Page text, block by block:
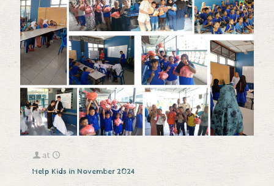
at
Help Kids in November 2024